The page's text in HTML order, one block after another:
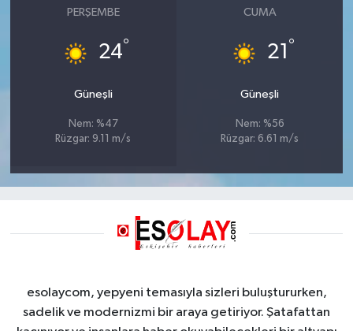
PERŞEMBE
24°
Güneşli
Nem: %47
Rüzgar: 9.11 m/s
CUMA
21 °
Güneşli
Nem: %56
Rüzgar: 6.61 m/s
esolaycom, yepyeni temasıyla sizleri buluştururken,
sadelik ve modernizmi bir araya getiriyor. Şatafattan